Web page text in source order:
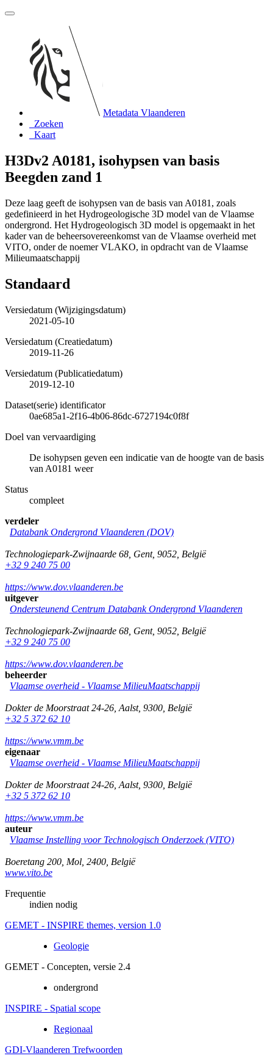
Metadata Vlaanderen
Zoeken
Kaart
H3Dv2 A0181, isohypsen van basis
Beegden zand 1
Deze laag geeft de isohypsen van de basis van A0181, zoals
gedefinieerd in het Hydrogeologische 3D model van de Vlaamse
ondergrond. Het Hydrogeologisch 3D model is opgemaakt in het
kader van de beheersovereenkomst van de Vlaamse overheid met
VITO, onder de noemer VLAKO, in opdracht van de Vlaamse
Milieumaatschappij
Standaard
Versiedatum (Wijzigingsdatum)
2021-05-10
Versiedatum (Creatiedatum)
2019-11-26
Versiedatum (Publicatiedatum)
2019-12-10
Dataset(serie) identificator
0ae685a1-2f16-4b06-86dc-6727194c0f8f
Doel van vervaardiging
De isohypsen geven een indicatie van de hoogte van de basis
van A0181 weer
Status
compleet
verdeler
Databank Ondergrond Vlaanderen (DOV)
Technologiepark-Zwijnaarde 68 Gent, 9052 België
+32 9 240 75 00
https://www.dov.vlaanderen.be
uitgever
Ondersteunend Centrum Databank Ondergrond Vlaanderen
Technologiepark-Zwijnaarde 68 Gent, 9052 België
+32 9 240 75 00
https://www.dov.vlaanderen.be
beheerder
Vlaamse overheid - Vlaamse MilieuMaatschappij
Dokter de Moorstraat 24-26 Aalst, 9300 België
+32 5 372 62 10
https://www.vmm.be
eigenaar
Vlaamse overheid - Vlaamse MilieuMaatschappij
Dokter de Moorstraat 24-26 Aalst, 9300 België
+32 5 372 62 10
https://www.vmm.be
auteur
Vlaamse Instelling voor Technologisch Onderzoek (VITO)
Boeretang 200 Mol 2400 België
www.vito.be
Frequentie
indien nodig
GEMET - INSPIRE themes, version 1.0
Geologie
GEMET - Concepten, versie 2.4
ondergrond
INSPIRE - Spatial scope
Regionaal
GDI-Vlaanderen Trefwoorden